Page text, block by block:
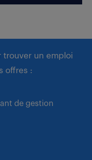
trouver un emploi
offres :
de gestion